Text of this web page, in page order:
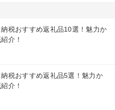
税おすすめ返礼品10選！魅力か
介！
税おすすめ返礼品5選！魅力か
介！